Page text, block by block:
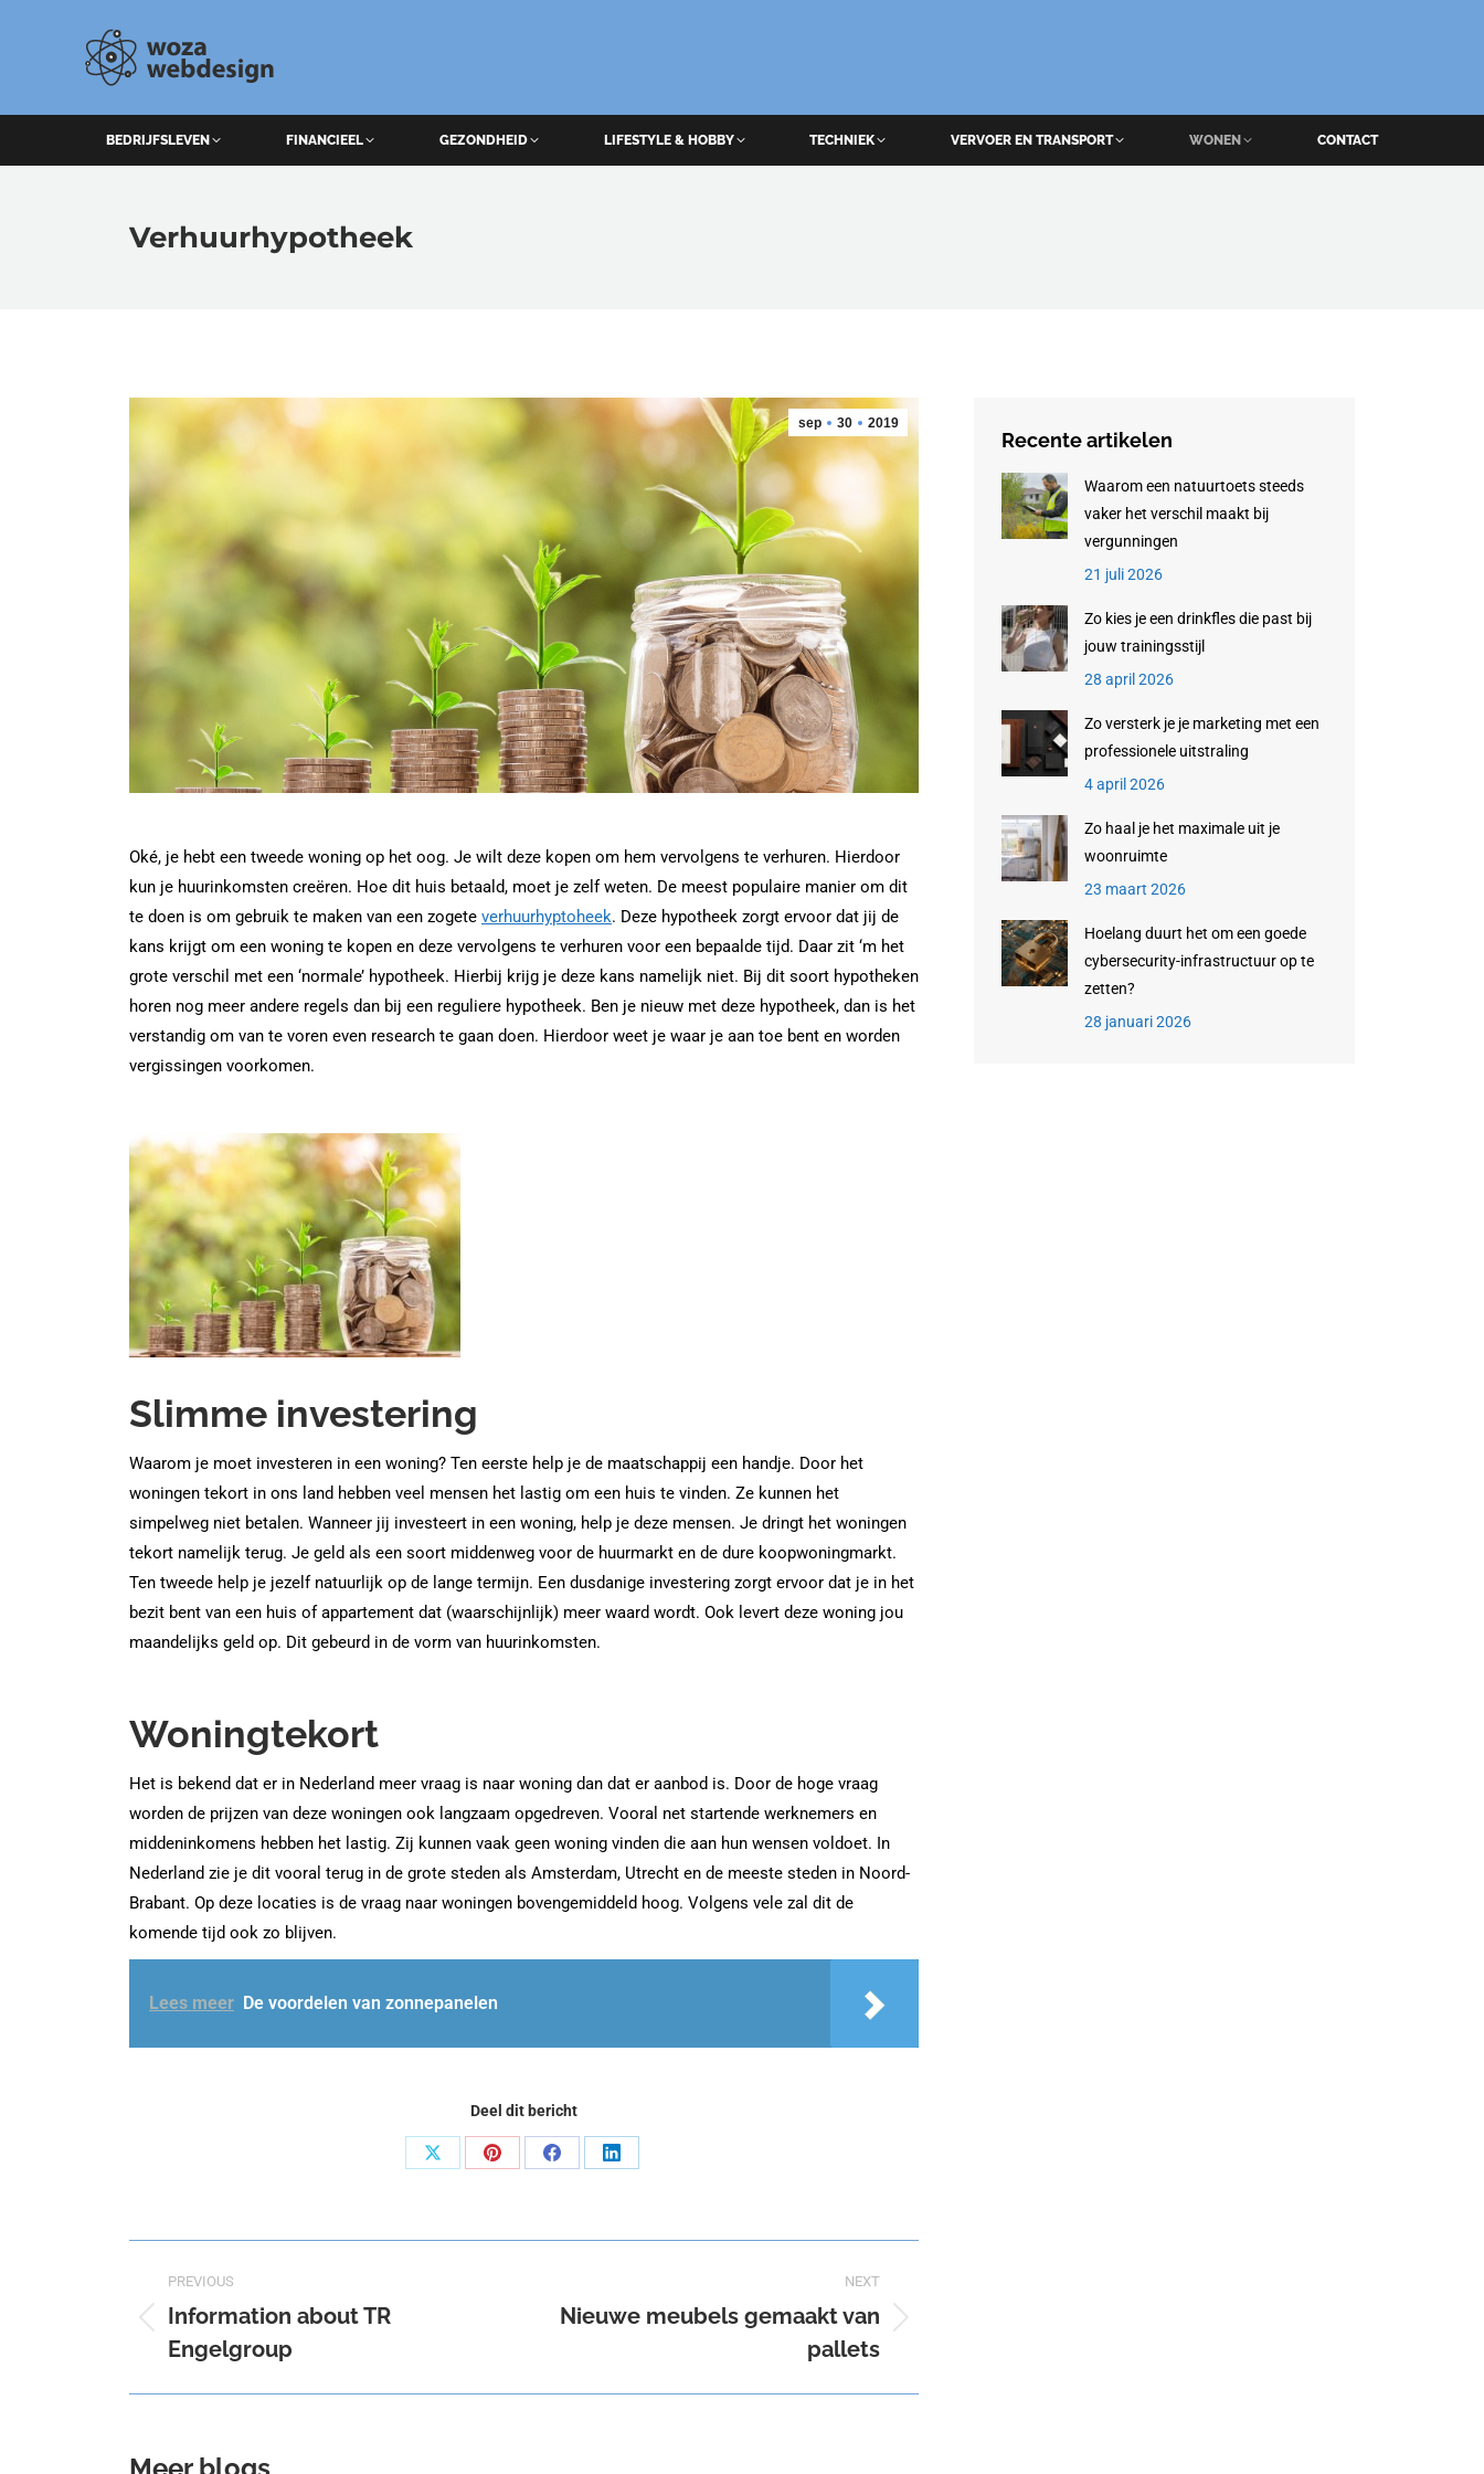
BEDRIJFSLEVEN FINANCIEEL GEZONDHEID LIFESTYLE & HOBBY TECHNIEK VERVOER EN TRANSPORT WONEN CONTACT
Verhuurhypotheek
sep 30 2019
Oké, je hebt een tweede woning op het oog. Je wilt deze kopen om hem vervolgens te verhuren. Hierdoor
kun je huurinkomsten creëren. Hoe dit huis betaald, moet je zelf weten. De meest populaire manier om dit
te doen is om gebruik te maken van een zogete verhuurhyptoheek. Deze hypotheek zorgt ervoor dat jij de
kans krijgt om een woning te kopen en deze vervolgens te verhuren voor een bepaalde tijd. Daar zit ‘m het
grote verschil met een ‘normale’ hypotheek. Hierbij krijg je deze kans namelijk niet. Bij dit soort hypotheken
horen nog meer andere regels dan bij een reguliere hypotheek. Ben je nieuw met deze hypotheek, dan is het
verstandig om van te voren even research te gaan doen. Hierdoor weet je waar je aan toe bent en worden
vergissingen voorkomen.
Slimme investering
Waarom je moet investeren in een woning? Ten eerste help je de maatschappij een handje. Door het
woningen tekort in ons land hebben veel mensen het lastig om een huis te vinden. Ze kunnen het
simpelweg niet betalen. Wanneer jij investeert in een woning, help je deze mensen. Je dringt het woningen
tekort namelijk terug. Je geld als een soort middenweg voor de huurmarkt en de dure koopwoningmarkt.
Ten tweede help je jezelf natuurlijk op de lange termijn. Een dusdanige investering zorgt ervoor dat je in het
bezit bent van een huis of appartement dat (waarschijnlijk) meer waard wordt. Ook levert deze woning jou
maandelijks geld op. Dit gebeurd in de vorm van huurinkomsten.
Woningtekort
Het is bekend dat er in Nederland meer vraag is naar woning dan dat er aanbod is. Door de hoge vraag
worden de prijzen van deze woningen ook langzaam opgedreven. Vooral net startende werknemers en
middeninkomens hebben het lastig. Zij kunnen vaak geen woning vinden die aan hun wensen voldoet. In
Nederland zie je dit vooral terug in de grote steden als Amsterdam, Utrecht en de meeste steden in Noord-
Brabant. Op deze locaties is de vraag naar woningen bovengemiddeld hoog. Volgens vele zal dit de
komende tijd ook zo blijven.
Lees meer De voordelen van zonnepanelen
Deel dit bericht
Share
Share
Share
Share
navigation
PREVIOUS
Previous
post:
Information about TR
Engelgroup
NEXT
Next
Nieuwe meubels gemaakt van
pallets
Meer blogs
Recente artikelen
Waarom een natuurtoets steeds
vaker het verschil maakt bij
vergunningen
21 juli 2026
Zo kies je een drinkfles die past bij
jouw trainingsstijl
28 april 2026
Zo versterk je je marketing met een
professionele uitstraling
4 april 2026
Zo haal je het maximale uit je
woonruimte
23 maart 2026
Hoelang duurt het om een goede
cybersecurity-infrastructuur op te
zetten?
28 januari 2026